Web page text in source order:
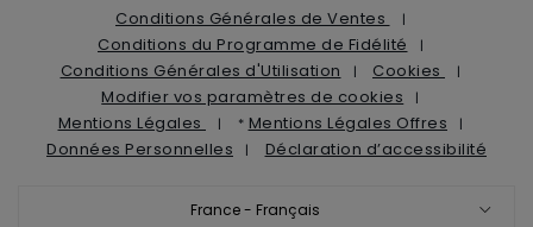
Conditions Générales de Ventes
Conditions du Programme de Fidélité
Conditions Générales d'Utilisation
Cookies
Modifier vos paramètres de cookies
Mentions Légales
* Mentions Légales Offres
Données Personnelles
Déclaration d’accessibilité
France - Français